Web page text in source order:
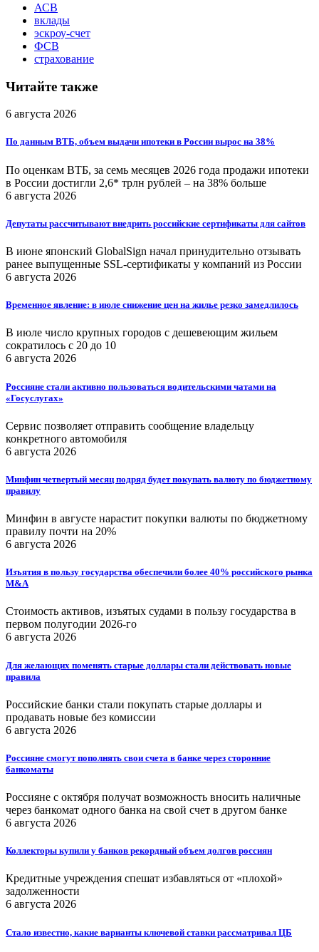
АСВ
вклады
эскроу-счет
ФСВ
страхование
Читайте также
6 августа 2026
По данным ВТБ, объем выдачи ипотеки в России вырос на 38%
По оценкам ВТБ, за семь месяцев 2026 года продажи ипотеки
в России достигли 2,6* трлн рублей – на 38% больше
6 августа 2026
Депутаты рассчитывают внедрить российские сертификаты для сайтов
В июне японский GlobalSign начал принудительно отзывать
ранее выпущенные SSL-сертификаты у компаний из России
6 августа 2026
Временное явление: в июле снижение цен на жилье резко замедлилось
В июле число крупных городов с дешевеющим жильем
сократилось с 20 до 10
6 августа 2026
Россияне стали активно пользоваться водительскими чатами на
«Госуслугах»
Сервис позволяет отправить сообщение владельцу
конкретного автомобиля
6 августа 2026
Минфин четвертый месяц подряд будет покупать валюту по бюджетному
правилу
Минфин в августе нарастит покупки валюты по бюджетному
правилу почти на 20%
6 августа 2026
Изъятия в пользу государства обеспечили более 40% российского рынка
M&A
Стоимость активов, изъятых судами в пользу государства в
первом полугодии 2026-го
6 августа 2026
Для желающих поменять старые доллары стали действовать новые
правила
Российские банки стали покупать старые доллары и
продавать новые без комиссии
6 августа 2026
Россияне смогут пополнять свои счета в банке через сторонние
банкоматы
Россияне с октября получат возможность вносить наличные
через банкомат одного банка на свой счет в другом банке
6 августа 2026
Коллекторы купили у банков рекордный объем долгов россиян
Кредитные учреждения спешат избавляться от «плохой»
задолженности
6 августа 2026
Стало известно, какие варианты ключевой ставки рассматривал ЦБ